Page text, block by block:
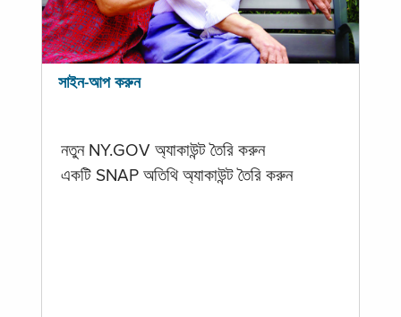
সাইন-আপ করুন
নতুন NY.GOV অ্যাকাউন্ট তৈরি করুন
একটি SNAP অতিথি অ্যাকাউন্ট তৈরি করুন